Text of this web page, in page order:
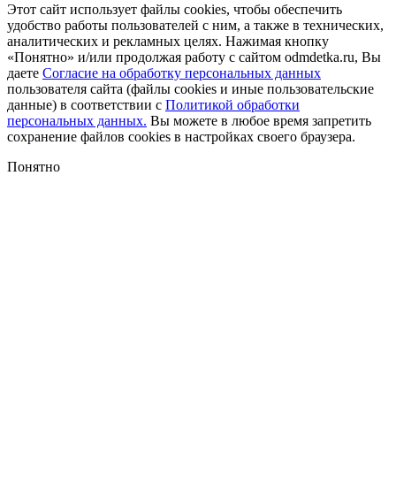
Этот сайт использует файлы cookies, чтобы обеспечить
удобство работы пользователей с ним, а также в технических,
аналитических и рекламных целях. Нажимая кнопку
«Понятно» и/или продолжая работу с сайтом odmdetka.ru, Вы
даете Согласие на обработку персональных данных
пользователя сайта (файлы cookies и иные пользовательские
данные) в соответствии с Политикой обработки
персональных данных. Вы можете в любое время запретить
сохранение файлов cookies в настройках своего браузера.
Понятно